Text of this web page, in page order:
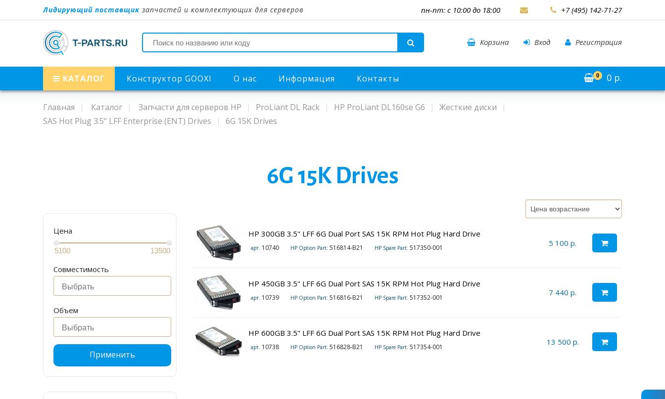
Лидирующий поставщик запчастей и комплектующих для серверов пн-пт: с 10:00 до 18:00 +7 (495) 142-71-27
Корзина Вход Регистрация
КАТАЛОГ Конструктор GOOXI О нас Информация Контакты 0 0 р.
Главная Каталог Запчасти для серверов HP ProLiant DL Rack HP ProLiant DL160se G6
Жесткие диски
SAS Hot Plug 3.5" LFF Enterprise (ENT) Drives
6G 15K Drives
6G 15K Drives
Цена
Совместимость
Объем
Применить
HP 300GB 3.5" LFF 6G Dual Port SAS 15K RPM Hot Plug Hard Drive
арт. 10740 HP Option Part: 516814-B21 HP Spare Part: 517350-001 5 100 р.
HP 450GB 3.5" LFF 6G Dual Port SAS 15K RPM Hot Plug Hard Drive
арт. 10739 HP Option Part: 516816-B21 HP Spare Part: 517352-001
7 440 р.
HP 600GB 3.5" LFF 6G Dual Port SAS 15K RPM Hot Plug Hard Drive
арт. 10738 HP Option Part: 516828-B21 HP Spare Part: 517354-001
13 500 р.